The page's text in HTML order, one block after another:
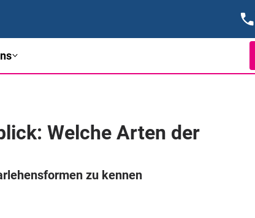
Welche Arten der
zu kennen